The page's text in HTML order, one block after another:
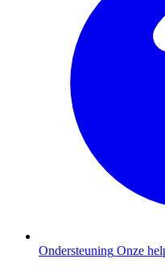
Ondersteuning Onze